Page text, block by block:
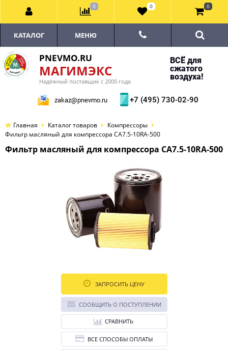
PNEVMO.RU
МАГИМЭКС
Надёжный поставщик с 2000 года
ВСЁ для
сжатого
воздуха!
zakaz@pnevmo.ru +7 (495) 730-02-90
КАТАЛОГ МЕНЮ
Главная Каталог товаров
Компрессоры
Фильтр масляный для компрессора CA7.5-10RA-500
Фильтр масляный для компрессора CA7.5-10RA-500
ЗАПРОСИТЬ ЦЕНУ
СООБЩИТЬ О ПОСТУПЛЕНИИ
СРАВНИТЬ
ВСЕ СПОСОБЫ ОПЛАТЫ
0 0 0